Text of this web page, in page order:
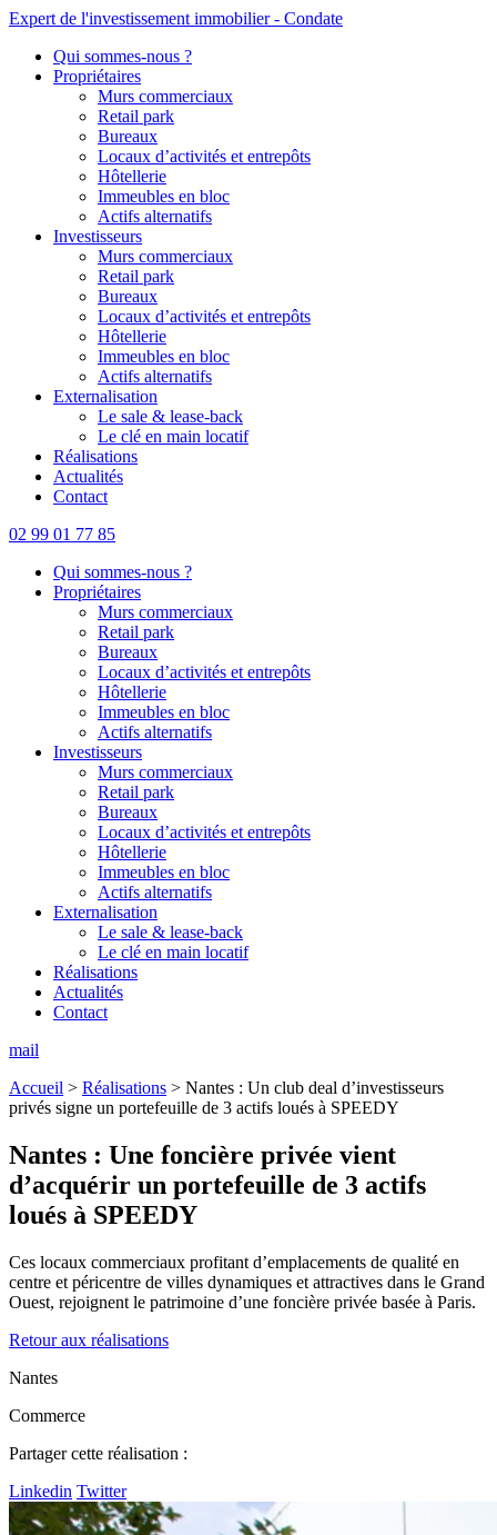
Expert de l'investissement immobilier - Condate
Qui sommes-nous ?
Propriétaires
Murs commerciaux
Retail park
Bureaux
Locaux d’activités et entrepôts
Hôtellerie
Immeubles en bloc
Actifs alternatifs
Investisseurs
Murs commerciaux
Retail park
Bureaux
Locaux d’activités et entrepôts
Hôtellerie
Immeubles en bloc
Actifs alternatifs
Externalisation
Le sale & lease-back
Le clé en main locatif
Réalisations
Actualités
Contact
02 99 01 77 85
Qui sommes-nous ?
Propriétaires
Murs commerciaux
Retail park
Bureaux
Locaux d’activités et entrepôts
Hôtellerie
Immeubles en bloc
Actifs alternatifs
Investisseurs
Murs commerciaux
Retail park
Bureaux
Locaux d’activités et entrepôts
Hôtellerie
Immeubles en bloc
Actifs alternatifs
Externalisation
Le sale & lease-back
Le clé en main locatif
Réalisations
Actualités
Contact
mail
Accueil > Réalisations > Nantes : Un club deal d’investisseurs
privés signe un portefeuille de 3 actifs loués à SPEEDY
Nantes : Une foncière privée vient
d’acquérir un portefeuille de 3 actifs
loués à SPEEDY
Ces locaux commerciaux profitant d’emplacements de qualité en
centre et péricentre de villes dynamiques et attractives dans le Grand
Ouest, rejoignent le patrimoine d’une foncière privée basée à Paris.
Retour aux réalisations
Nantes
Commerce
Partager cette réalisation :
Linkedin Twitter